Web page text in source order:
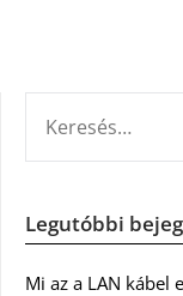
Legutóbbi
Mi az a LAN kábel